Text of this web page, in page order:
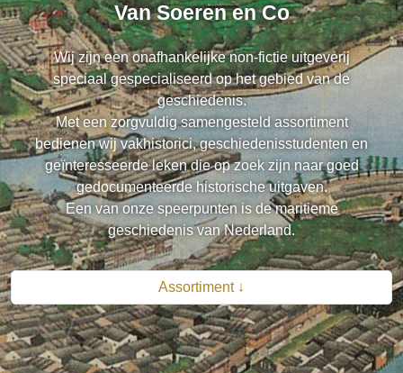
Van Soeren en Co
Wij zijn een onafhankelijke non-fictie uitgeverij
speciaal gespecialiseerd op het gebied van de
geschiedenis.
Met een zorgvuldig samengesteld assortiment
bedienen wij vakhistorici, geschiedenisstudenten en
geïnteresseerde leken die op zoek zijn naar goed
gedocumenteerde historische uitgaven.
Een van onze speerpunten is de maritieme
geschiedenis van Nederland.
Assortiment ↓